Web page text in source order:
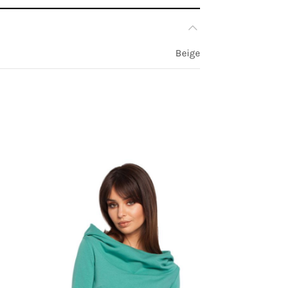
Beige